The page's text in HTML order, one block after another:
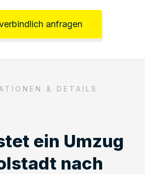
anfragen
& DETAILS
ein Umzug
nach